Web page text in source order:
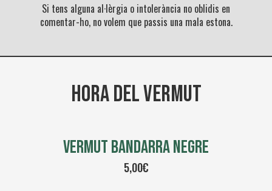
Si tens alguna al·lèrgia o intolerància no oblidis en
comentar-ho, no volem que passis una mala estona.
HORA DEL VERMUT
VERMUT BANDARRA NEGRE
5,00€